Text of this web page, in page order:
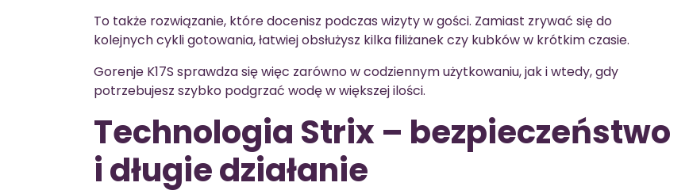
To także rozwiązanie, które docenisz podczas wizyty w gości. Zamiast zrywać się do
kolejnych cykli gotowania, łatwiej obsłużysz kilka filiżanek czy kubków w krótkim czasie.
Gorenje K17S sprawdza się więc zarówno w codziennym użytkowaniu, jak i wtedy, gdy
potrzebujesz szybko podgrzać wodę w większej ilości.
Technologia Strix – bezpieczeństwo
i długie działanie